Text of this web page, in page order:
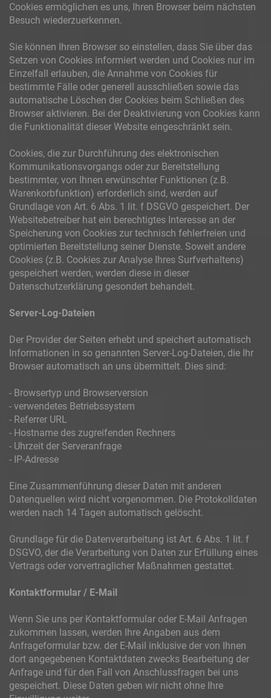
Cookies ermöglichen es uns, Ihren Browser beim nächsten
Besuch wiederzuerkennen.
Sie können Ihren Browser so einstellen, dass Sie über das
Setzen von Cookies informiert werden und Cookies nur im
Einzelfall erlauben, die Annahme von Cookies für
bestimmte Fälle oder generell ausschließen sowie das
automatische Löschen der Cookies beim Schließen des
Browser aktivieren. Bei der Deaktivierung von Cookies kann
die Funktionalität dieser Website eingeschränkt sein.
Cookies, die zur Durchführung des elektronischen
Kommunikationsvorgangs oder zur Bereitstellung
bestimmter, von Ihnen erwünschter Funktionen (z.B.
Warenkorbfunktion) erforderlich sind, werden auf
Grundlage von Art. 6 Abs. 1 lit. f DSGVO gespeichert. Der
Websitebetreiber hat ein berechtigtes Interesse an der
Speicherung von Cookies zur technisch fehlerfreien und
optimierten Bereitstellung seiner Dienste. Soweit andere
Cookies (z.B. Cookies zur Analyse Ihres Surfverhaltens)
gespeichert werden, werden diese in dieser
Datenschutzerklärung gesondert behandelt.
Server-Log-Dateien
Der Provider der Seiten erhebt und speichert automatisch
Informationen in so genannten Server-Log-Dateien, die Ihr
Browser automatisch an uns übermittelt. Dies sind:
- Browsertyp und Browserversion
- verwendetes Betriebssystem
- Referrer URL
- Hostname des zugreifenden Rechners
- Uhrzeit der Serveranfrage
- IP-Adresse
Eine Zusammenführung dieser Daten mit anderen
Datenquellen wird nicht vorgenommen. Die Protokolldaten
werden nach 14 Tagen automatisch gelöscht.
Grundlage für die Datenverarbeitung ist Art. 6 Abs. 1 lit. f
DSGVO, der die Verarbeitung von Daten zur Erfüllung eines
Vertrags oder vorvertraglicher Maßnahmen gestattet.
Kontaktformular / E-Mail
Wenn Sie uns per Kontaktformular oder E-Mail Anfragen
zukommen lassen, werden Ihre Angaben aus dem
Anfrageformular bzw. der E-Mail inklusive der von Ihnen
dort angegebenen Kontaktdaten zwecks Bearbeitung der
Anfrage und für den Fall von Anschlussfragen bei uns
gespeichert. Diese Daten geben wir nicht ohne Ihre